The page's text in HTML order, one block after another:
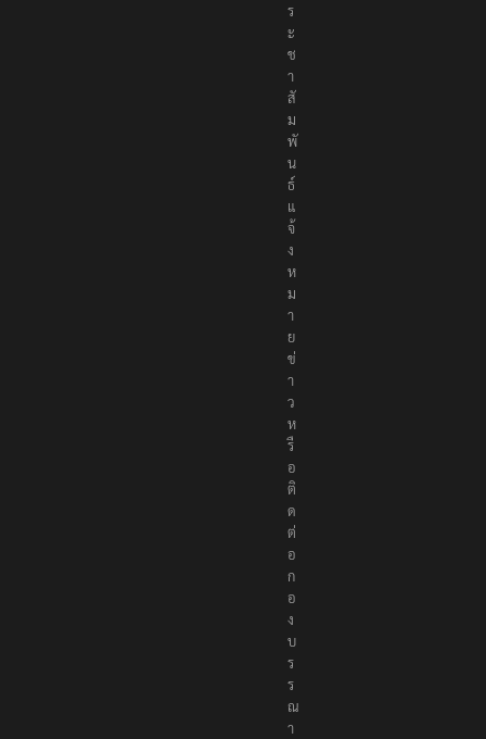
ร
ะ
ช
า
สั
ม
พั
น
ธ์
แ
จ้
ง
ห
ม
า
ย
ข่
า
ว
ห
รื
อ
ติ
ด
ต่
อ
ก
อ
ง
บ
ร
ร
ณ
า